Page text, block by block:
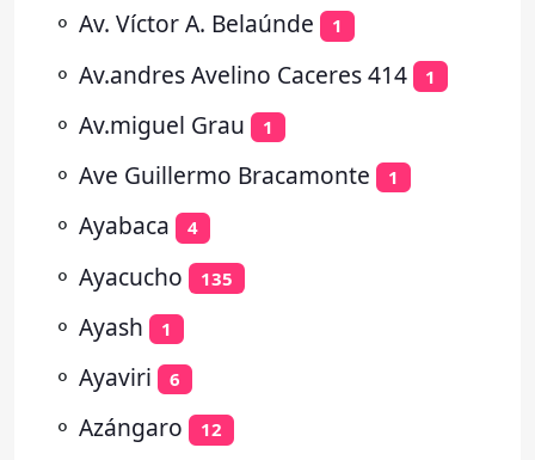
⚬ Av. Víctor A. Belaúnde 1
⚬ Av.andres Avelino Caceres 414 1
⚬ Av.miguel Grau 1
⚬ Ave Guillermo Bracamonte 1
⚬ Ayabaca 4
⚬ Ayacucho 135
⚬ Ayash 1
⚬ Ayaviri 6
⚬ Azángaro 12